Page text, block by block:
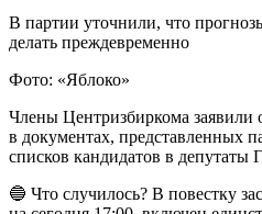
В партии уточнили, что
делать преждевременно
Фото: «Яблоко»
Члены Центризбиркома заявили
в документах, представленных
списков кандидатов в депутаты
🔵 Что случилось? В повестку